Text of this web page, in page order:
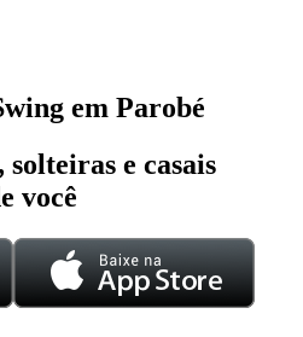
em Parobé
e casais
você